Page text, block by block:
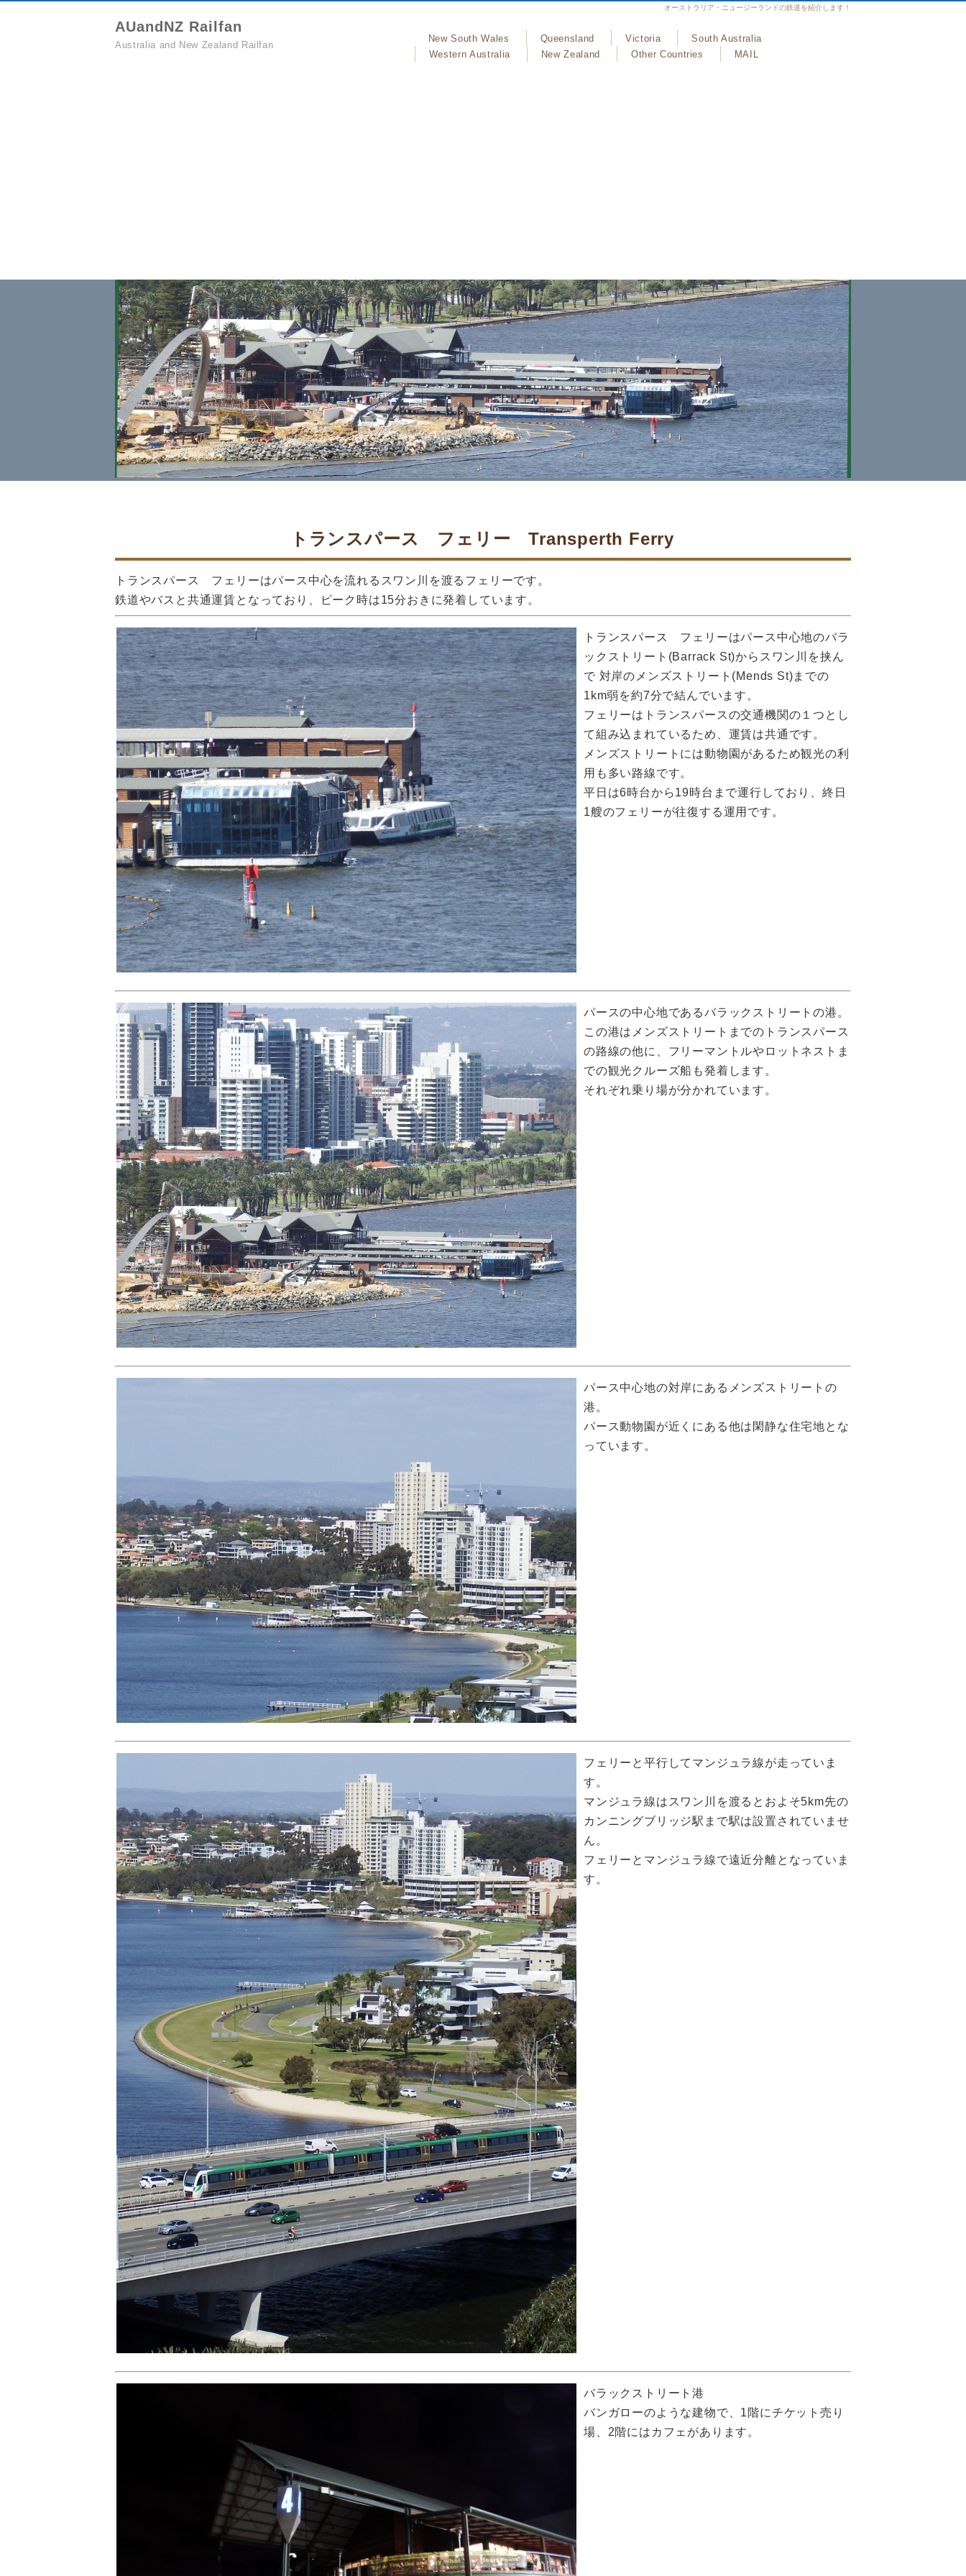
オーストラリア・ニュージーランドの鉄道を紹介します！
AUandNZ Railfan
Australia and New Zealand Railfan
New South Wales Queensland Victoria
South Australia
Western Australia
New Zealand Other Countries MAIL
トランスパース フェリー Transperth Ferry
トランスパース フェリーはパース中心を流れるスワン川を渡るフェリーです。
鉄道やバスと共通運賃となっており、ピーク時は15分おきに発着しています。
トランスパース フェリーはパース中心地のバラ
ックストリート(Barrack St)からスワン川を挟ん
で 対岸のメンズストリート(Mends St)までの
1km弱を約7分で結んでいます。
フェリーはトランスパースの交通機関の１つとし
て組み込まれているため、運賃は共通です。
メンズストリートには動物園があるため観光の利
用も多い路線です。
平日は6時台から19時台まで運行しており、終日
1艘のフェリーが往復する運用です。
パースの中心地であるバラックストリートの港。
この港はメンズストリートまでのトランスパース
の路線の他に、フリーマントルやロットネストま
での観光クルーズ船も発着します。
それぞれ乗り場が分かれています。
パース中心地の対岸にあるメンズストリートの
港。
パース動物園が近くにある他は閑静な住宅地とな
っています。
フェリーと平行してマンジュラ線が走っていま
す。
マンジュラ線はスワン川を渡るとおよそ5km先の
カンニングブリッジ駅まで駅は設置されていませ
ん。
フェリーとマンジュラ線で遠近分離となっていま
す。
バラックストリート港
バンガローのような建物で、1階にチケット売り
場、2階にはカフェがあります。